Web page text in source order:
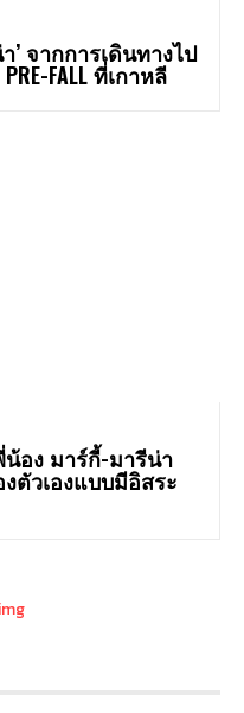
’ จากการเดินทางไป
FALL ที่เกาหลี
อง มาร์กี้-มารีน่า
ตัวเองแบบมีอิสระ